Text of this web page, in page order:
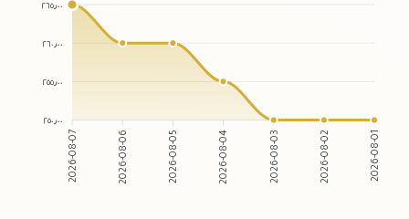
٢٦٥٫٠٠
٢٦٠٫٠٠
٢٥٥٫٠٠
٢٥٠٫٠٠
2026-08-07 2026-08-06 2026-08-05 2026-08-04 2026-08-03 2026-08-02 2026-08-01